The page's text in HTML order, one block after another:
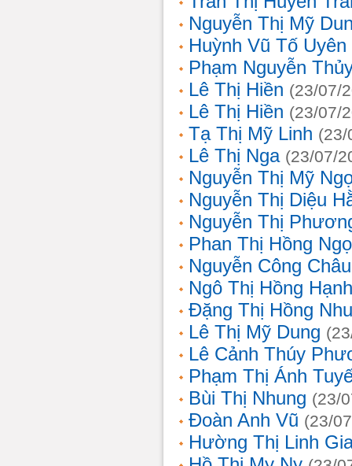
Nguyễn Thị Mỹ
Huỳnh Vũ Tố Uyên
Phạm Nguyễn
Lê Thị Hiền (23/07/
Lê Thị Hiền (23/07/
Tạ Thị Mỹ Linh (23/
Lê Thị Nga (23/07/
Nguyễn Thị Mỹ
Nguyễn Thị Diệu
Nguyễn Thị
Phan Thị Hồng
Nguyễn Công Châu
Ngô Thị Hồng Hạnh
Đặng Thị Hồng
Lê Thị Mỹ Dung
Lê Cảnh Thúy
Phạm Thị Ánh
Bùi Thị Nhung (23/
Đoàn Anh Vũ (23/
Hường Thị Linh